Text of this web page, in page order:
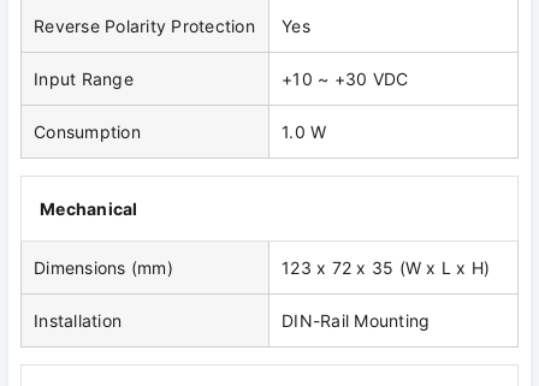
Reverse Polarity Protection Yes
Input Range +10 ~ +30 VDC
Consumption 1.0 W
Mechanical
Dimensions (mm) 123 x 72 x 35 (W x L x H)
Installation DIN-Rail Mounting